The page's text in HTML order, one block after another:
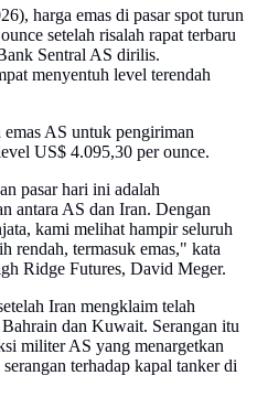
harga emas di pasar spot turun
setelah risalah rapat terbaru
Sentral AS dirilis.
menyentuh level terendah
AS untuk pengiriman
US$ 4.095,30 per ounce.
pasar hari ini adalah
antara AS dan Iran. Dengan
kami melihat hampir seluruh
rendah, termasuk emas," kata
Ridge Futures, David Meger.
Iran mengklaim telah
dan Kuwait. Serangan itu
militer AS yang menargetkan
terhadap kapal tanker di